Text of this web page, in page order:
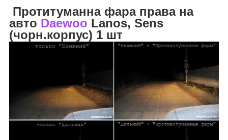
Протитуманна фара права на
авто Daewoo Lanos, Sens
(чорн.корпус) 1 шт